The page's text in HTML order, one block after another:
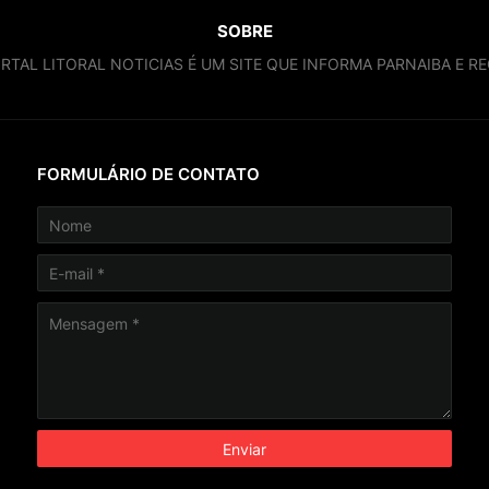
SOBRE
LITORAL NOTICIAS É UM SITE QUE INFORMA PARNAIBA E
FORMULÁRIO DE CONTATO